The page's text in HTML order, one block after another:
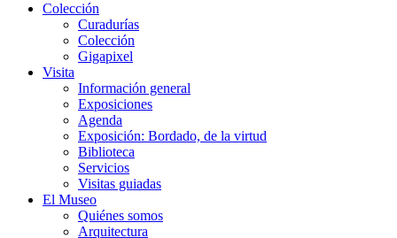
Colección
Curadurías
Colección
Gigapixel
Visita
Información general
Exposiciones
Agenda
Exposición: Bordado, de la virtud
Biblioteca
Servicios
Visitas guiadas
El Museo
Quiénes somos
Arquitectura